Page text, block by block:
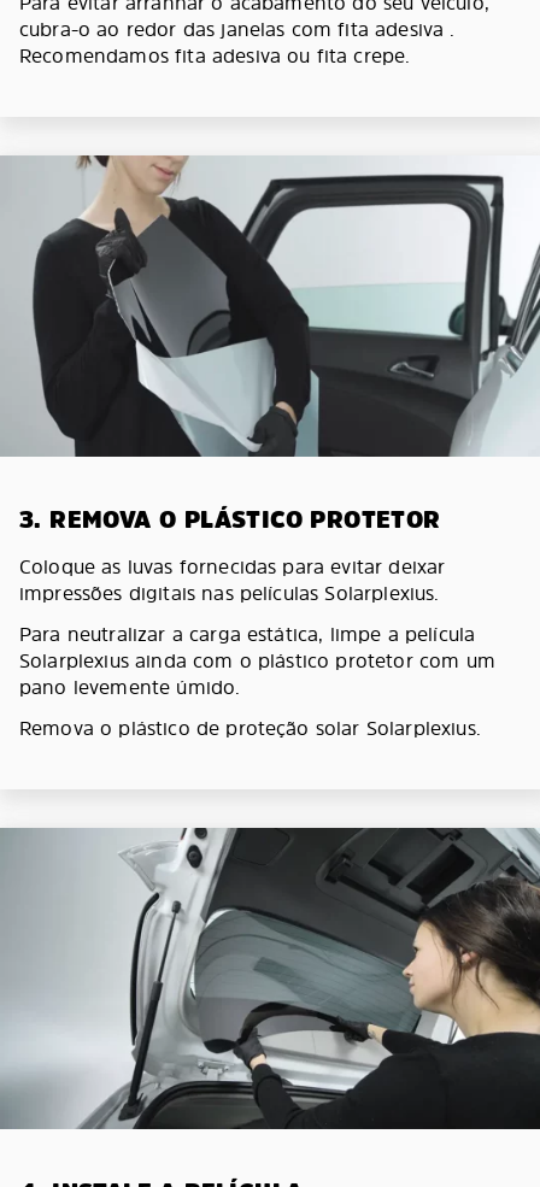
cubra-o ao redor das janelas com fita adesiva .
Recomendamos fita adesiva ou fita crepe.
3. REMOVA O PLÁSTICO PROTETOR
Coloque as luvas fornecidas para evitar deixar
impressões digitais nas películas Solarplexius.
Para neutralizar a carga estática, limpe a película
Solarplexius ainda com o plástico protetor com um
pano levemente úmido.
Remova o plástico de proteção solar Solarplexius.